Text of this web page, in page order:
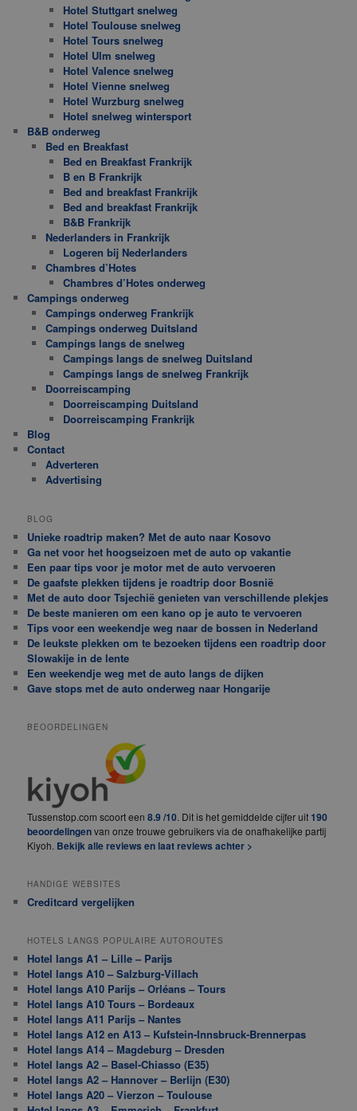
Hotel Stuttgart snelweg
Hotel Toulouse snelweg
Hotel Tours snelweg
Hotel Ulm snelweg
Hotel Valence snelweg
Hotel Vienne snelweg
Hotel Wurzburg snelweg
Hotel snelweg wintersport
B&B onderweg
Bed en Breakfast
Bed en Breakfast Frankrijk
B en B Frankrijk
Bed and breakfast Frankrijk
Bed and breakfast Frankrijk
B&B Frankrijk
Nederlanders in Frankrijk
Logeren bij Nederlanders
Chambres d’Hotes
Chambres d’Hotes onderweg
Campings onderweg
Campings onderweg Frankrijk
Campings onderweg Duitsland
Campings langs de snelweg
Campings langs de snelweg Duitsland
Campings langs de snelweg Frankrijk
Doorreiscamping
Doorreiscamping Duitsland
Doorreiscamping Frankrijk
Blog
Contact
Adverteren
Advertising
BLOG
Unieke roadtrip maken? Met de auto naar Kosovo
Ga net voor het hoogseizoen met de auto op vakantie
Een paar tips voor je motor met de auto vervoeren
De gaafste plekken tijdens je roadtrip door Bosnië
Met de auto door Tsjechië genieten van verschillende plekjes
De beste manieren om een kano op je auto te vervoeren
Tips voor een weekendje weg naar de bossen in Nederland
De leukste plekken om te bezoeken tijdens een roadtrip door
Slowakije in de lente
Een weekendje weg met de auto langs de dijken
Gave stops met de auto onderweg naar Hongarije
BEOORDELINGEN
Tussenstop.com scoort een8.9 /10. Dit is het gemiddelde cijfer uit 190
beoordelingenvan onze trouwe gebruikers via de onafhakelijke partij
Kiyoh. Bekijk alle reviews en laat reviews achter >
HANDIGE WEBSITES
Creditcard vergelijken
HOTELS LANGS POPULAIRE AUTOROUTES
Hotel langs A1 – Lille – Parijs
Hotel langs A10 – Salzburg-Villach
Hotel langs A10 Parijs – Orléans – Tours
Hotel langs A10 Tours – Bordeaux
Hotel langs A11 Parijs – Nantes
Hotel langs A12 en A13 – Kufstein-Innsbruck-Brennerpas
Hotel langs A14 – Magdeburg – Dresden
Hotel langs A2 – Basel-Chiasso (E35)
Hotel langs A2 – Hannover – Berlijn (E30)
Hotel langs A20 – Vierzon – Toulouse